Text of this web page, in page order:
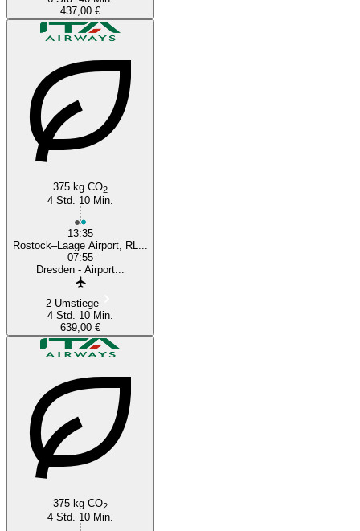
437,00 €
375 kg CO2
4 Std. 10 Min.
13:35
Rostock–Laage Airport, RL...
07:55
Dresden - Airport...
2 Umstiege
4 Std. 10 Min.
639,00 €
375 kg CO2
4 Std. 10 Min.